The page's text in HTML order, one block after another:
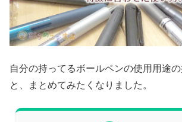
自分の持ってるボールペンの使用用途
と、まとめてみたくなりました。